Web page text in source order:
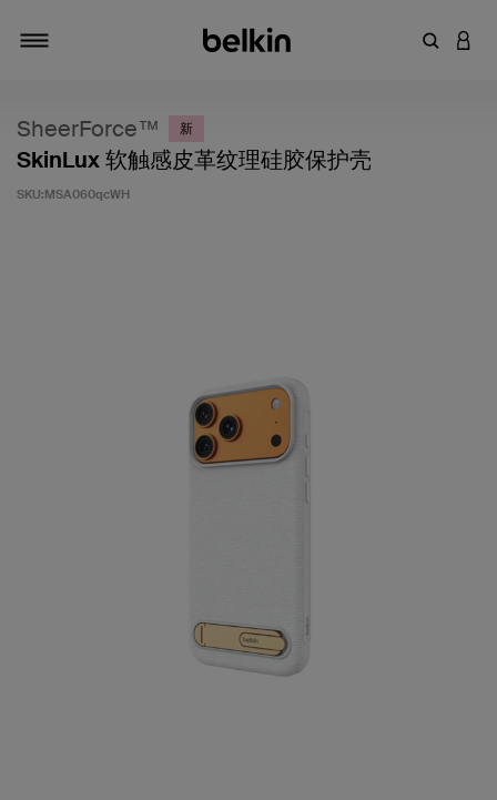
输入关键
登录
SheerForce™ 新
SkinLux 软触感皮革纹理硅胶保护壳
SKU:MSA060qcWH